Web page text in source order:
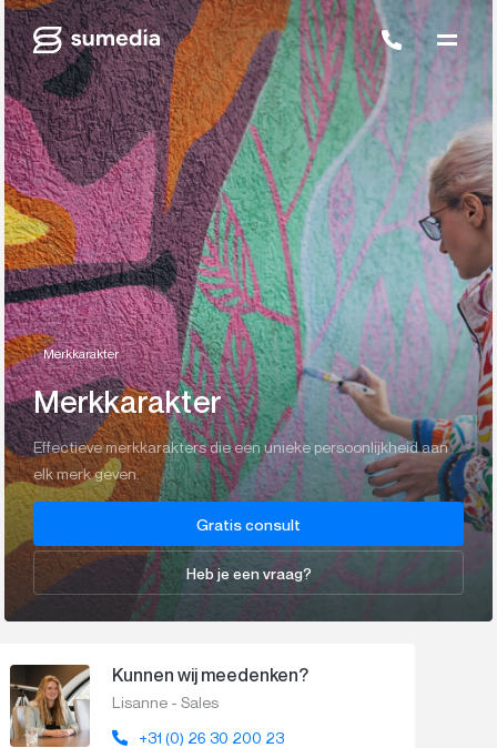
Merkkarakter
Merkkarakter
Effectieve merkkarakters die een unieke persoonlijkheid aan
elk merk geven.
Gratis consult
Heb je een vraag?
Kunnen wij meedenken?
Lisanne - Sales
+31 (0) 26 30 200 23